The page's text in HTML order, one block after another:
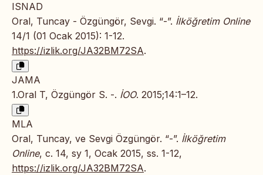
ISNAD
Oral, Tuncay - Özgüngör, Sevgi. “-”. İlköğretim Online
14/1 (01 Ocak 2015): 1-12.
https://izlik.org/JA32BM72SA.
JAMA
1.Oral T, Özgüngör S. -. İOO. 2015;14:1–12.
MLA
Oral, Tuncay, ve Sevgi Özgüngör. “-”. İlköğretim
Online, c. 14, sy 1, Ocak 2015, ss. 1-12,
https://izlik.org/JA32BM72SA.